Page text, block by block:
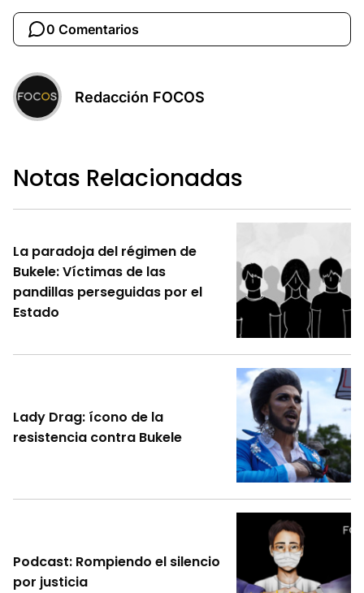
0 Comentarios
Redacción FOCOS
Notas Relacionadas
La paradoja del régimen de
Bukele: Víctimas de las
pandillas perseguidas por el
Estado
Lady Drag: ícono de la
resistencia contra Bukele
Podcast: Rompiendo el silencio
por justicia